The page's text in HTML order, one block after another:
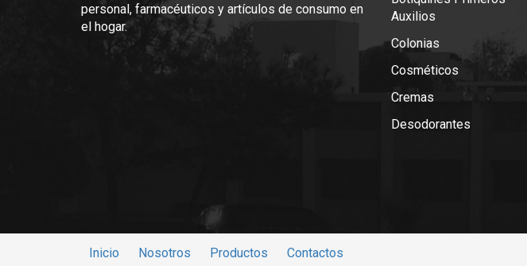
personal, farmacéuticos y artículos de consumo en
el hogar.
Auxilios
Colonias
Cosméticos
Cremas
Desodorantes
Inicio Nosotros Productos Contactos